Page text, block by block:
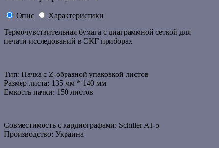
Опис
Характеристики
Термочувствительная бумага с диаграммной сеткой для
печати исследований в ЭКГ приборах
Тип: Пачка с Z-образной упаковкой листов
Размер листа: 135 мм * 140 мм
Емкость пачки: 150 листов
Совместимость с кардиографами: Schiller AT-5
Производство: Украина